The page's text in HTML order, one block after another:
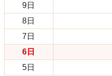
9日
8日
7日
6日
5日